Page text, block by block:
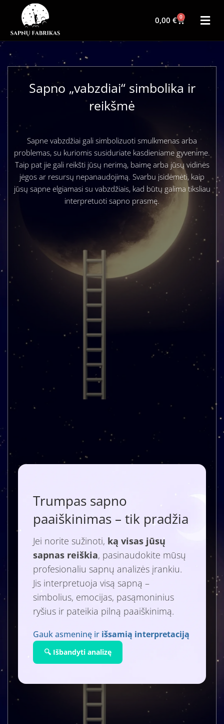
0,00 € 0
Sapno „vabzdiai“ simbolika ir
reikšmė
Sapne vabzdžiai gali simbolizuoti smulkmenas arba
problemas, su kuriomis susiduriate kasdieniame gyvenime.
Taip pat jie gali reikšti jūsų nerimą, baimę arba jūsų vidinės
jėgos ar resursų nepanaudojimą. Svarbu įsidėmėti, kaip
jūsų sapne elgiamasi su vabzdžiais, kad būtų galima tiksliau
interpretuoti sapno prasmę.
Trumpas sapno
paaiškinimas – tik pradžia
Jei norite sužinoti, ką visas jūsų
sapnas reiškia, pasinaudokite mūsų
profesionaliu sapnų analizės įrankiu.
Jis interpretuoja visą sapną –
simbolius, emocijas, pasąmoninius
ryšius ir pateikia pilną paaiškinimą.
Gauk asmeninę ir išsamią interpretaciją
🔍 Išbandyti analizę